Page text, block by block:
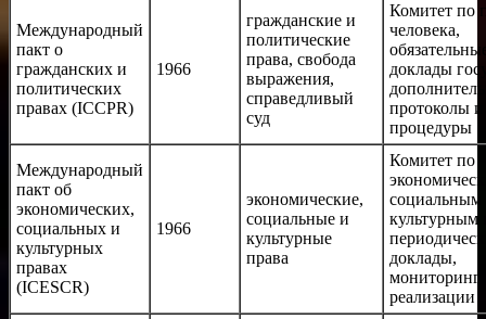
Международный
пакт о
гражданских и
политических
правах (ICCPR)
1966
гражданские и
политические
права, свобода
выражения,
справедливый
суд
Комитет по
человека,
доклады
протоколы и
процедуры
Международный
пакт об
экономических,
социальных и
культурных
правах
(ICESCR)
1966
экономические,
социальные и
культурные
права
Комитет по
социальным
культурным
доклады,
мониторинг
реализации